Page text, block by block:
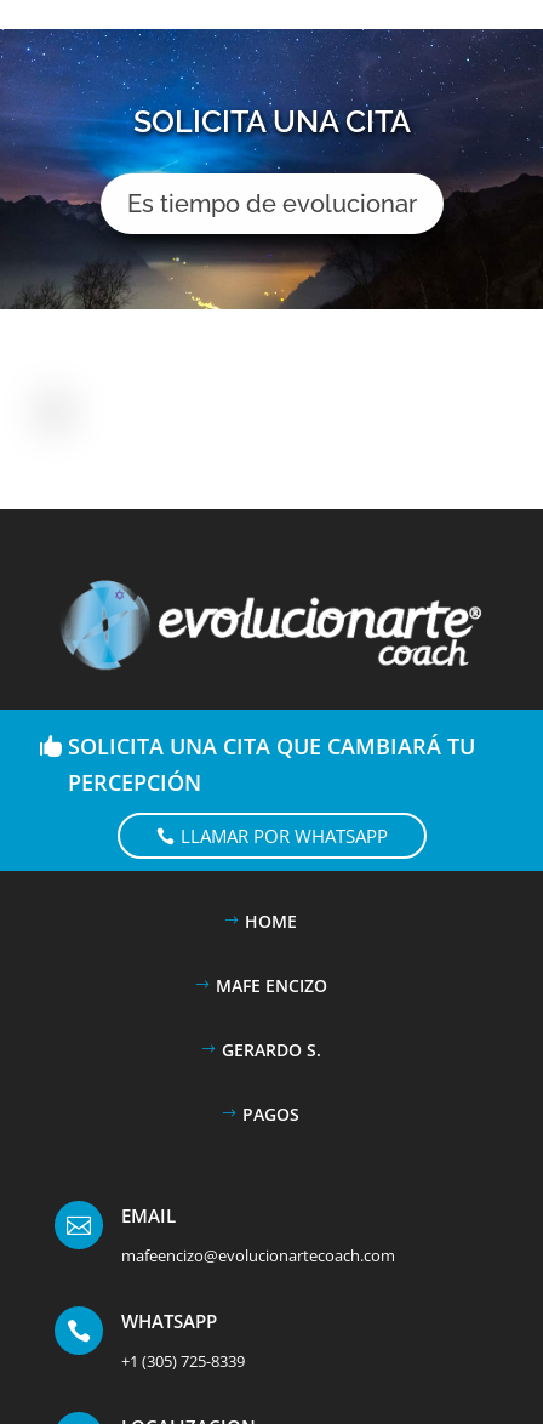
SOLICITA UNA CITA
Es tiempo de evolucionar
SOLICITA UNA CITA QUE CAMBIARÁ TU
PERCEPCIÓN
LLAMAR POR WHATSAPP
HOME
MAFE ENCIZO
GERARDO S.
PAGOS
 EMAIL
mafeencizo@evolucionartecoach.com
 WHATSAPP
+1 (305) 725-8339